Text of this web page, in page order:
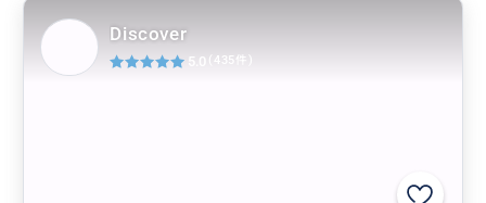
Discover
5.0 (435件)